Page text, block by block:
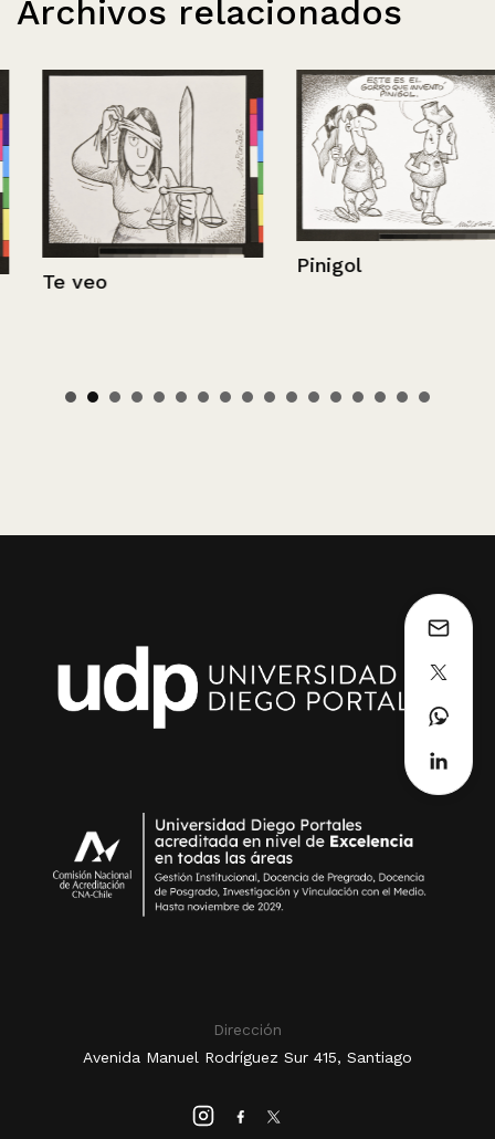
Archivos relacionados
Te veo
Pinigol
Dirección
Avenida Manuel Rodríguez Sur 415, Santiago